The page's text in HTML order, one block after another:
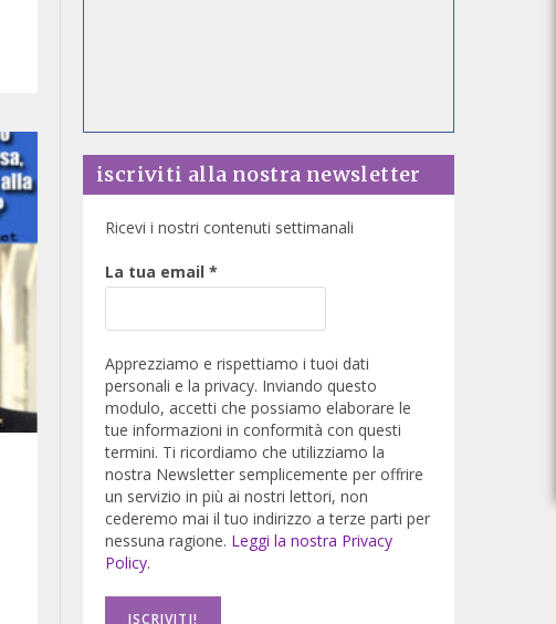
iscriviti alla nostra newsletter
Ricevi i nostri contenuti settimanali
La tua email *
Apprezziamo e rispettiamo i tuoi dati
personali e la privacy. Inviando questo
modulo, accetti che possiamo elaborare le
tue informazioni in conformità con questi
termini. Ti ricordiamo che utilizziamo la
nostra Newsletter semplicemente per offrire
un servizio in più ai nostri lettori, non
cederemo mai il tuo indirizzo a terze parti per
nessuna ragione. Leggi la nostra Privacy
Policy.